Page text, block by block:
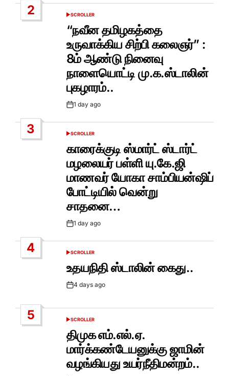
2
POSTED
SCROLLER
“நவீன தமிழகத்தை
உருவாக்கிய சிற்பி கலைஞர்” :
8ம் ஆண்டு நினைவு
நாளையொட்டி மு.க.ஸ்டாலின்
புகழாரம்..
Post1 day ago
3
POSTED
SCROLLER
காரைக்குடி ஸ்மார்ட் ஸ்டார்ட்
மழலையர் பள்ளி யு.கே.ஜி
மாணவர் யோகா சாம்பியன்ஷிப்
போட்டியில் வென்று
சாதனை…
Post1 day ago
4
POSTED
SCROLLER
உதயநிதி ஸ்டாலின் கைது..
Post4 days ago
5
POSTED
SCROLLER
திமுக எம்.எல்.ஏ.
மார்க்கண்டேயனுக்கு ஜாமின்
வழங்கியது உயர்நீதிமன்றம்..